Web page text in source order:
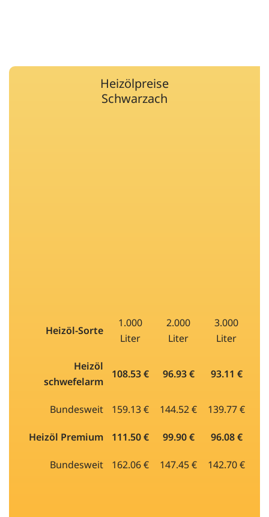
Heizölpreise
Schwarzach
Heizöl-Sorte
1.000
Liter
2.000
Liter
3.000
Liter
Heizöl
schwefelarm
108.53 € 96.93 € 93.11 €
Bundesweit 159.13 € 144.52 € 139.77 €
Heizöl Premium 111.50 € 99.90 € 96.08 €
Bundesweit 162.06 € 147.45 € 142.70 €